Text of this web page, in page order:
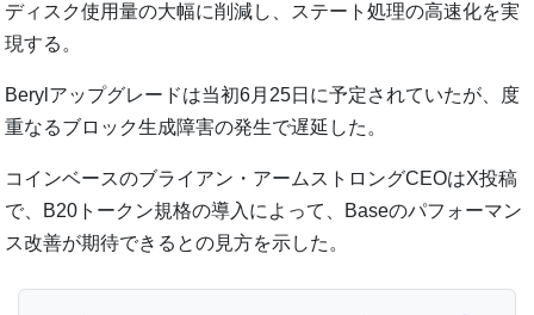
ディスク使用量の大幅に削減し、ステート処理の高速化を実
現する。
Berylアップグレードは当初6月25日に予定されていたが、度
重なるブロック生成障害の発生で遅延した。
コインベースのブライアン・アームストロングCEOはX投稿
で、B20トークン規格の導入によって、Baseのパフォーマン
ス改善が期待できるとの見方を示した。